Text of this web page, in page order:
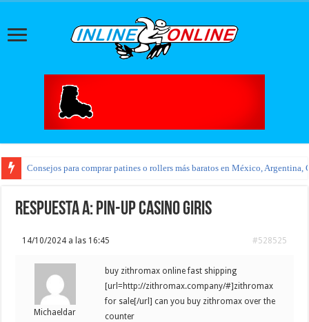
Consejos para comprar patines o rollers más baratos en México, Argentina,
Respuesta a: pin-up casino giris
14/10/2024 a las 16:45 #528525
Michaeldar
buy zithromax online fast shipping
[url=http://zithromax.company/#]zithromax
for sale[/url] can you buy zithromax over the
counter